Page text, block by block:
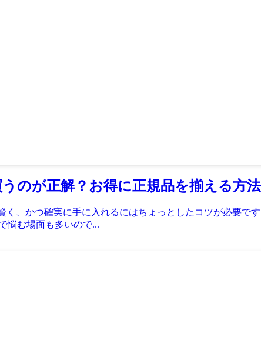
のが正解？お得に正規品を揃える方
、かつ確実に手に入れるにはちょっとしたコツが必要で
悩む場面も多いので...